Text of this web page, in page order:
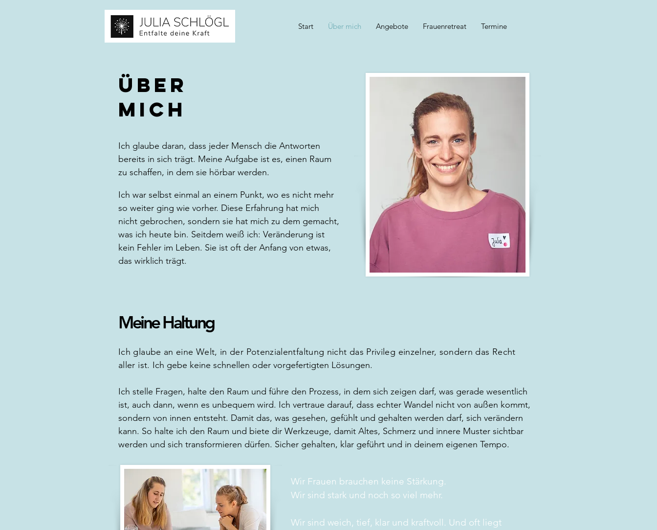
Start Über mich Angebote Frauenretreat Termine
über
Mich
Ich glaube daran, dass jeder Mensch die Antworten
bereits in sich trägt. Meine Aufgabe ist es, einen Raum
zu schaffen, in dem sie hörbar werden.
Ich war selbst einmal an einem Punkt, wo es nicht mehr
so weiter ging wie vorher. Diese Erfahrung hat mich
nicht gebrochen, sondern sie hat mich zu dem gemacht,
was ich heute bin. Seitdem weiß ich: Veränderung ist
kein Fehler im Leben. Sie ist oft der Anfang von etwas,
das wirklich trägt.
Meine Haltung
Ich glaube an eine Welt, in der Potenzialentfaltung nicht das Privileg einzelner, sondern das Recht
aller ist. Ich gebe keine schnellen oder vorgefertigten Lösungen.
Ich stelle Fragen, halte den Raum und führe den Prozess, in dem sich zeigen darf, was gerade wesentlich
ist, auch dann, wenn es unbequem wird. Ich vertraue darauf, dass echter Wandel nicht von außen kommt,
sondern von innen entsteht. Damit das, was gesehen, gefühlt und gehalten werden darf, sich verändern
kann. So halte ich den Raum und biete dir Werkzeuge, damit Altes, Schmerz und innere Muster sichtbar
werden und sich transformieren dürfen. Sicher gehalten, klar geführt und in deinem eigenen Tempo.
Wir Frauen brauchen keine Stärkung.
Wir sind stark und noch so viel mehr.
Wir sind weich, tief, klar und kraftvoll. Und oft liegt